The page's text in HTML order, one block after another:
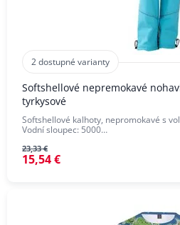
2 dostupné varianty
Softshellové nepremokavé
tyrkysové
Softshellové kalhoty, nepromokavé s
Vodní sloupec: 5000…
23,33 €
15,54 €